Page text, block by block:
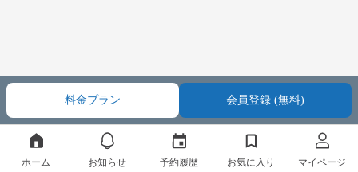
料金プラン 会員登録 (無料)
ホーム お知らせ 予約履歴 お気に入り マイページ